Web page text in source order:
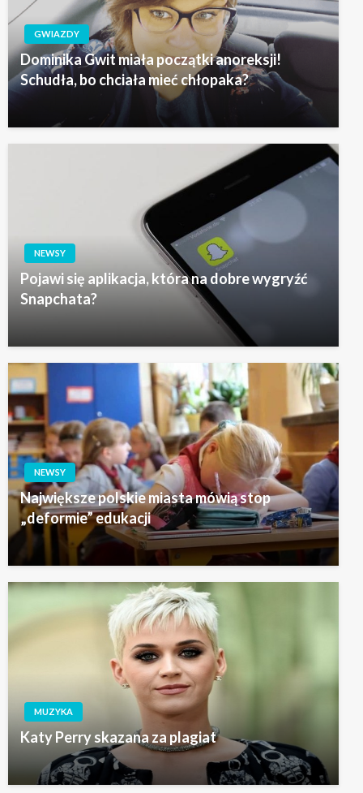
GWIAZDY
Dominika Gwit miała początki anoreksji!
Schudła, bo chciała mieć chłopaka?
NEWSY
Pojawi się aplikacja, która na dobre wygryźć
Snapchata?
NEWSY
Największe polskie miasta mówią stop
„deformie” edukacji
MUZYKA
Katy Perry skazana za plagiat